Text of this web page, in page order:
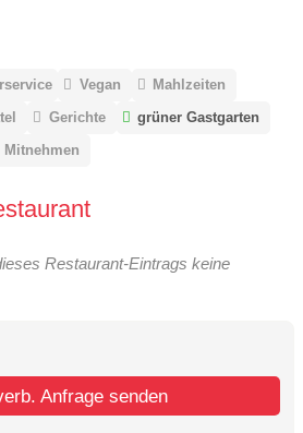
Vegan
Mahlzeiten
Gerichte
grüner Gastgarten
Mitnehmen
Restaurant-Eintrags keine
Anfrage senden